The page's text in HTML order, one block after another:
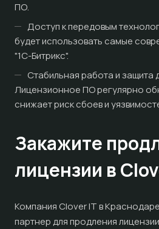
ПО.
Доступ к передовым
будет использовать самые
"1С-Битрикс".
Стабильная работа и защита
Лицензионное ПО регулярно
снижает риск сбоев и
Закажите
лицензии в
Компания Clover IT в
партнер для продления